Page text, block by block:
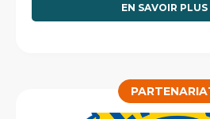
EN SAVOIR PLUS